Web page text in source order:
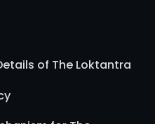
of The Loktantra